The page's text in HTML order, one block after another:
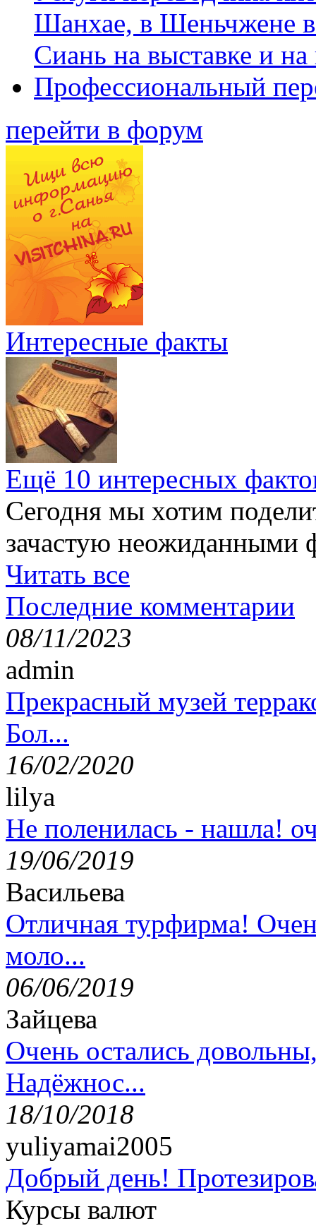
Шанхае, в Шеньчжене
Сиань на выставке и
Профессиональный
перейти в форум
Интересные факты
Ещё 10 интересных
Сегодня мы хотим
зачастую неожиданными
Читать все
Последние комментарии
08/11/2023
admin
Прекрасный музей
Бол...
16/02/2020
lilya
Не поленилась - нашла!
19/06/2019
Васильева
Отличная турфирма!
моло...
06/06/2019
Зайцева
Очень остались
Надёжнос...
18/10/2018
yuliyamai2005
Добрый день!
Курсы валют